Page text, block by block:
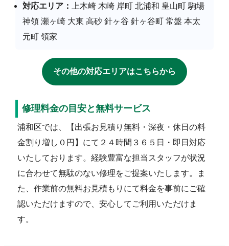
対応エリア：
上木崎 木崎 岸町 北浦和 皇山町 駒場
神領 瀬ヶ崎 大東 高砂 針ヶ谷 針ヶ谷町 常盤 本太
元町 領家
その他の対応エリアはこちらから
修理料金の目安と無料サービス
浦和区では、【出張お見積り無料・深夜・休日の料
金割り増し０円】にて２４時間３６５日・即日対応
いたしております。経験豊富な担当スタッフが状況
に合わせて無駄のない修理をご提案いたします。ま
た、作業前の無料お見積もりにて料金を事前にご確
認いただけますので、安心してご利用いただけま
す。